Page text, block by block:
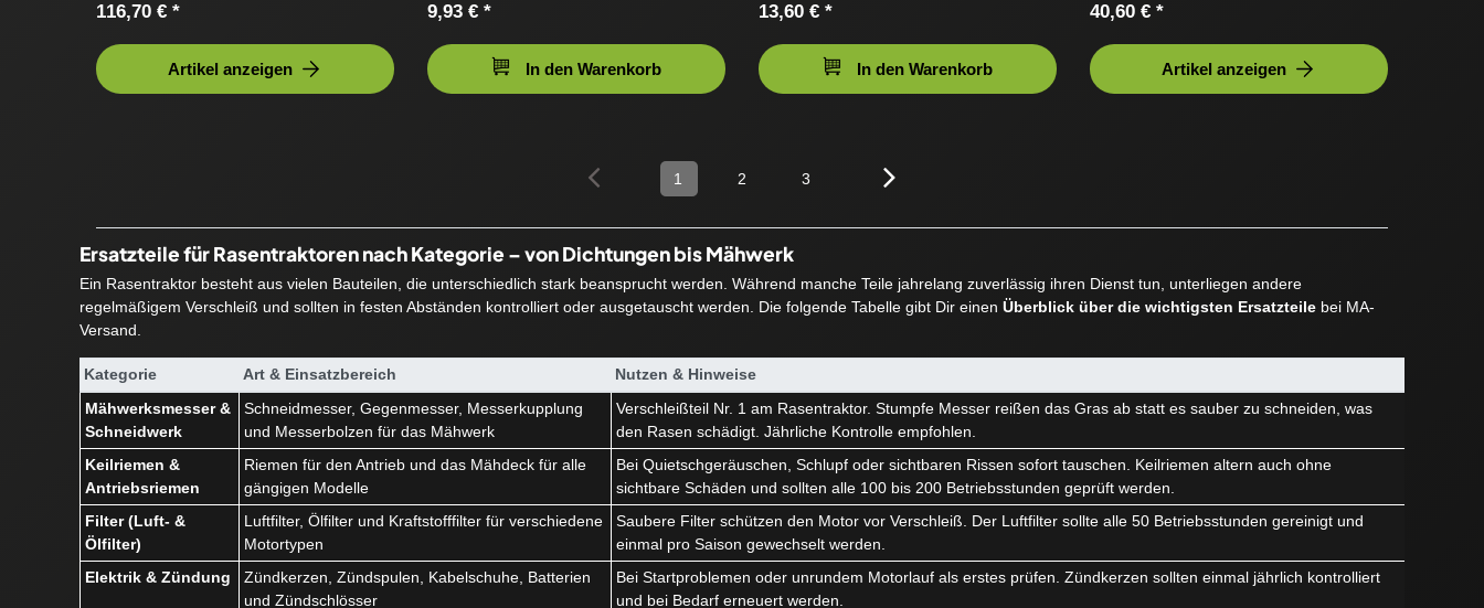
116,70 € *
Artikel anzeigen
9,93 € *
In den Warenkorb
13,60 € *
In den Warenkorb
40,60 € *
Artikel anzeigen
1 2 3
Ersatzteile für Rasentraktoren nach Kategorie – von Dichtungen bis Mähwerk
Ein Rasentraktor besteht aus vielen Bauteilen, die unterschiedlich stark beansprucht werden. Während manche Teile jahrelang zuverlässig ihren Dienst tun, unterliegen andere
regelmäßigem Verschleiß und sollten in festen Abständen kontrolliert oder ausgetauscht werden. Die folgende Tabelle gibt Dir einen Überblick über die wichtigsten Ersatzteile bei MA-
Versand.
Kategorie Art & Einsatzbereich
Nutzen & Hinweise
Mähwerksmesser &
Schneidwerk
Schneidmesser, Gegenmesser, Messerkupplung
und Messerbolzen für das Mähwerk
Verschleißteil Nr. 1 am Rasentraktor. Stumpfe Messer reißen das Gras ab statt es sauber zu schneiden, was
den Rasen schädigt. Jährliche Kontrolle empfohlen.
Keilriemen &
Antriebsriemen
Riemen für den Antrieb und das Mähdeck für alle
gängigen Modelle
Bei Quietschgeräuschen, Schlupf oder sichtbaren Rissen sofort tauschen. Keilriemen altern auch ohne
sichtbare Schäden und sollten alle 100 bis 200 Betriebsstunden geprüft werden.
Filter (Luft- &
Ölfilter)
Luftfilter, Ölfilter und Kraftstofffilter für verschiedene
Motortypen
Saubere Filter schützen den Motor vor Verschleiß. Der Luftfilter sollte alle 50 Betriebsstunden gereinigt und
einmal pro Saison gewechselt werden.
Elektrik & Zündung
Zündkerzen, Zündspulen, Kabelschuhe, Batterien
und Zündschlösser
Bei Startproblemen oder unrundem Motorlauf als erstes prüfen. Zündkerzen sollten einmal jährlich kontrolliert
und bei Bedarf erneuert werden.